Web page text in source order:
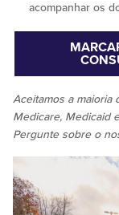
acompanhar os
Aceitamos a maioria
Medicare, Medicaid
Pergunte sobre o